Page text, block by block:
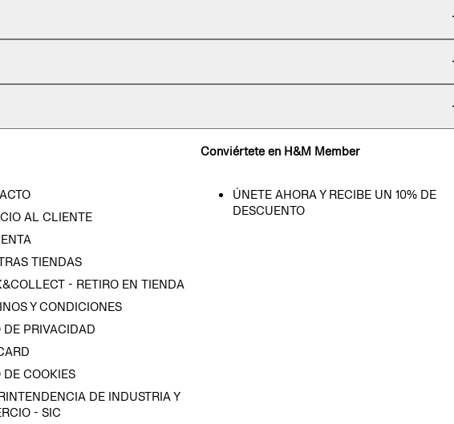
AL CLIENTE
TIENDAS
- RETIRO EN TIENDA
Y CONDICIONES
DE PRIVACIDAD
DE COOKIES
DE INDUSTRIA Y
- SIC
Conviértete en H&M Member
ÚNETE AHORA Y RECIBE UN 10% DE
DESCUENTO